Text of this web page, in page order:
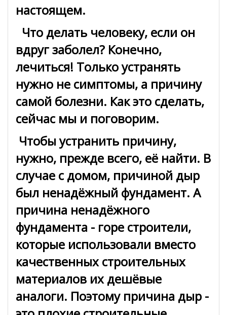
настоящем.
Что делать человеку, если он
вдруг заболел? Конечно,
лечиться! Только устранять
нужно не симптомы, а причину
самой болезни. Как это сделать,
сейчас мы и поговорим.
Чтобы устранить причину,
нужно, прежде всего, её найти. В
случае с домом, причиной дыр
был ненадёжный фундамент. А
причина ненадёжного
фундамента - горе строители,
которые использовали вместо
качественных строительных
материалов их дешёвые
аналоги. Поэтому причина дыр -